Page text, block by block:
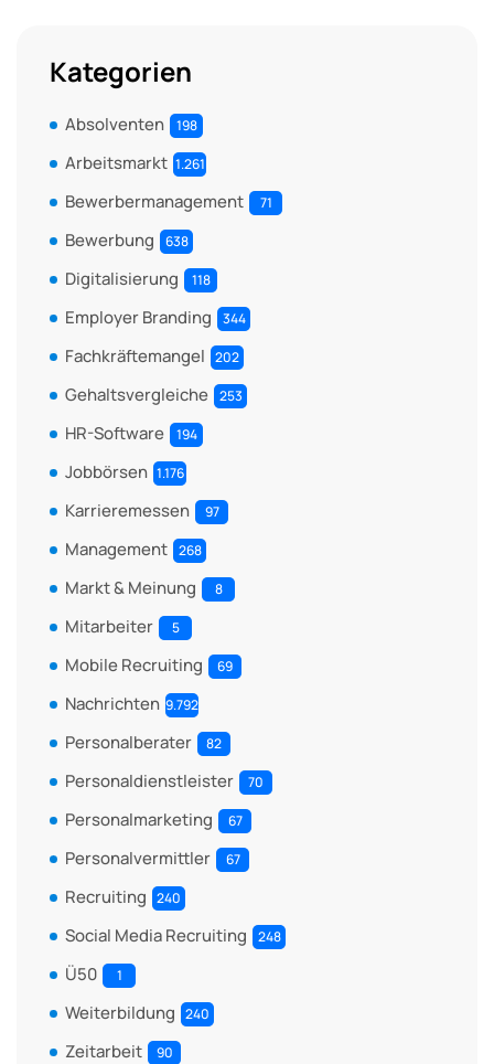
Kategorien
Absolventen 198
Arbeitsmarkt 1.261
Bewerbermanagement 71
Bewerbung 638
Digitalisierung 118
Employer Branding 344
Fachkräftemangel 202
Gehaltsvergleiche 253
HR-Software 194
Jobbörsen 1.176
Karrieremessen 97
Management 268
Markt & Meinung 8
Mitarbeiter 5
Mobile Recruiting 69
Nachrichten 9.792
Personalberater 82
Personaldienstleister 70
Personalmarketing 67
Personalvermittler 67
Recruiting 240
Social Media Recruiting 248
Ü50 1
Weiterbildung 240
Zeitarbeit 90